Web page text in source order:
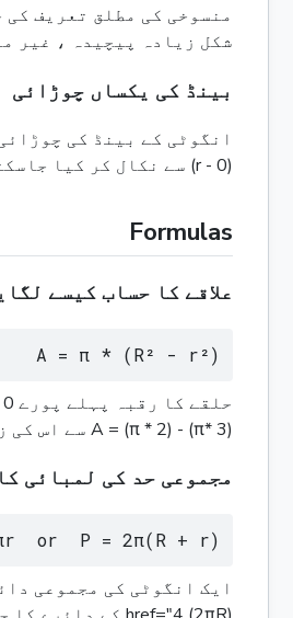
شکل زیادہ پیچیدہ ، غیر
بینڈ کی یکساں چوڑائی
انگوٹی کے بینڈ کی
(0 - r) سے نکال کر کیا جاسکتا ہے۔ یہ مستقل مزاج شکل کی مرکب نوعیت کا براہ راست نتیجہ ہے۔
Formulas
علاقے کا حساب کیسے
A = π * (R² - r²)
A = (π * 2) - (π* 3) سے اس کی زیادہ موثر شکل میں فیکٹر کیا جاسکتا ہے۔ نتیجہ یہ ہے کہ بینڈ خود کا مجموعی رقبہ ہے۔
مجموعی حد کی لمبائی
or  P = 2π(R + r)